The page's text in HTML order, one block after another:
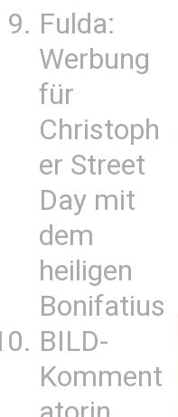
Fulda:
Werbung
für
Christoph
er Street
Day mit
dem
heiligen
Bonifatius
BILD-
Komment